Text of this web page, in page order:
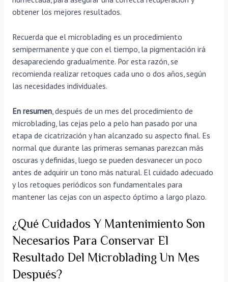
obtener los mejores resultados.
Recuerda que el microblading es un procedimiento
semipermanente y que con el tiempo, la pigmentación irá
desapareciendo gradualmente. Por esta razón, se
recomienda realizar retoques cada uno o dos años, según
las necesidades individuales.
En resumen, después de un mes del procedimiento de
microblading, las cejas pelo a pelo han pasado por una
etapa de cicatrización y han alcanzado su aspecto final. Es
normal que durante las primeras semanas parezcan más
oscuras y definidas, luego se pueden desvanecer un poco
antes de adquirir un tono más natural. El cuidado adecuado
y los retoques periódicos son fundamentales para
mantener las cejas con un aspecto óptimo a largo plazo.
¿Qué Cuidados Y Mantenimiento Son
Necesarios Para Conservar El
Resultado Del Microblading Un Mes
Después?